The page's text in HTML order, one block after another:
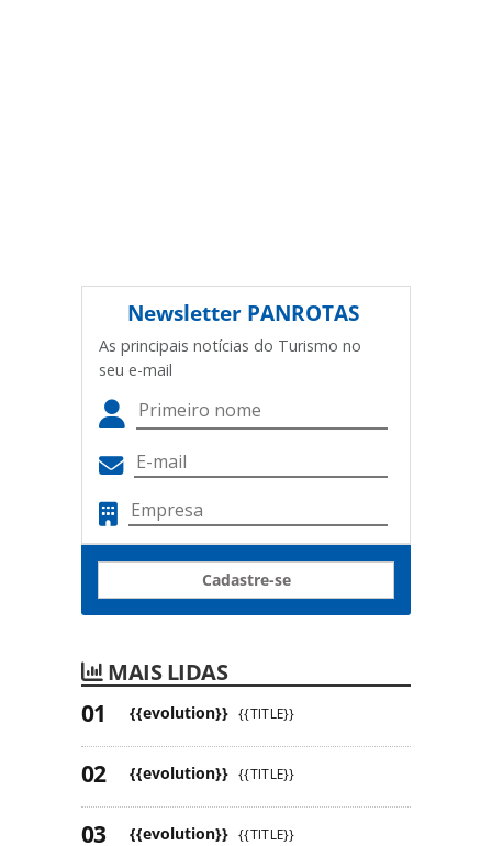
Newsletter PANROTAS
As principais notícias do Turismo no
seu e-mail
Cadastre-se
MAIS LIDAS
{{evolution}} {{TITLE}}
{{evolution}} {{TITLE}}
{{evolution}} {{TITLE}}